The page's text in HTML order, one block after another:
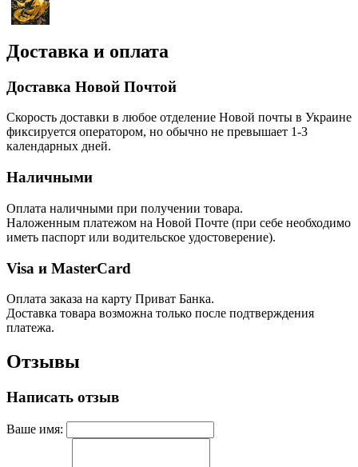
Доставка и оплата
Доставка Новой Почтой
Скорость доставки в любое отделение Новой почты в Украине
фиксируется оператором, но обычно не превышает 1-3
календарных дней.
Наличными
Оплата наличными при получении товара.
Наложенным платежом на Новой Почте (при себе необходимо
иметь паспорт или водительское удостоверение).
Visa и MasterCard
Оплата заказа на карту Приват Банка.
Доставка товара возможна только после подтверждения
платежа.
Отзывы
Написать отзыв
Ваше имя: